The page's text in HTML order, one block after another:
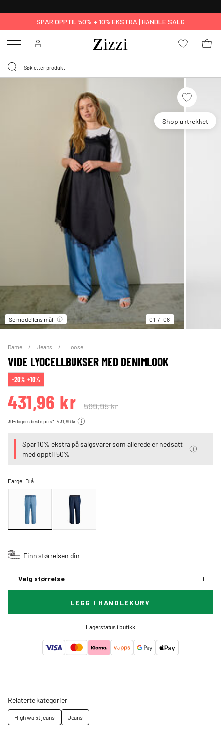
SPAR OPPTIL 50% + 10% EKSTRA | HANDLE SALG
Menu
Shop antrekket
Se modellens mål 01 08
Dame Jeans Loose
VIDE LYOCELLBUKSER MED DENIMLOOK
-20% +10%
431,96 kr 599,95 kr
30-dagers beste pris*: 431,96 kr
Spar 10% ekstra på salgsvarer som allerede er nedsatt
med opptil 50%
Farge: Blå
Finn størrelsen din
Velg størrelse
LEGG I HANDLEKURV
Lagerstatus i butikk
Relaterte kategorier
High waist jeans Jeans